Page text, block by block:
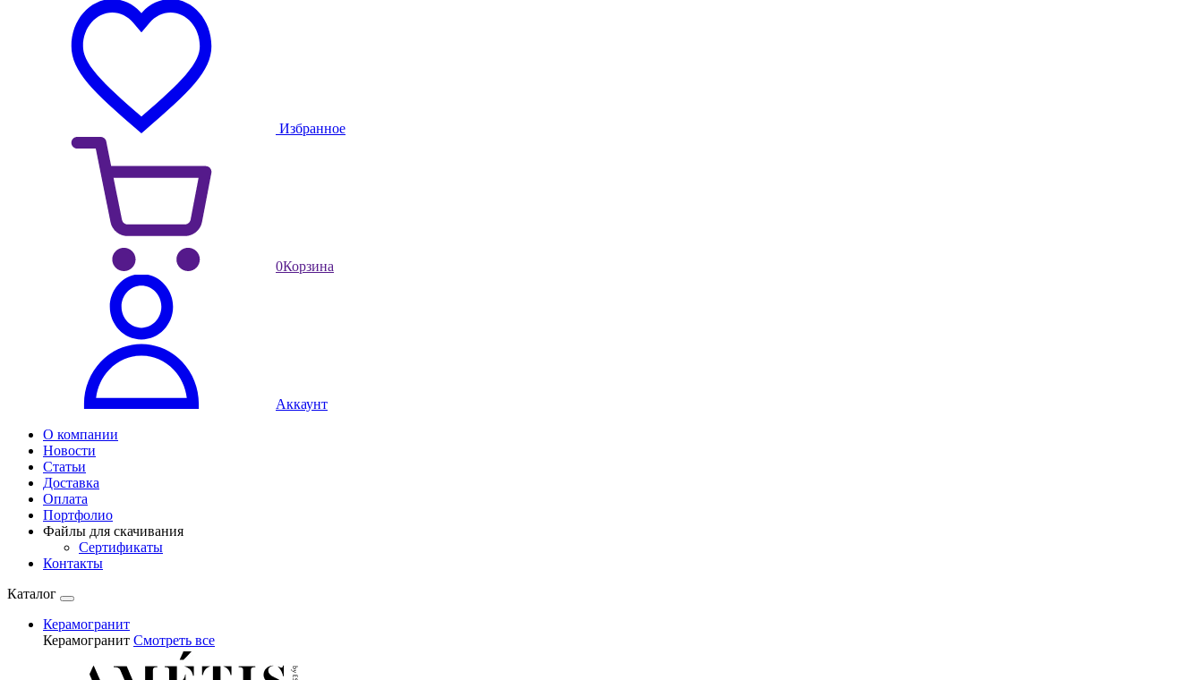
Избранное
0Корзина
Аккаунт
О компании
Новости
Статьи
Доставка
Оплата
Портфолио
Файлы для скачивания
Сертификаты
Контакты
Каталог
Керамогранит
Керамогранит Смотреть все